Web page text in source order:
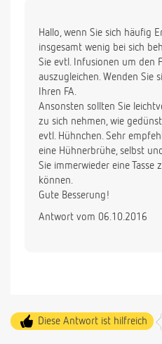
wann sollte ich zum Arzt
Herzlichen Dank fuer Ihre
Liebe Gruesse,
Hallo, wenn Sie sich häufig
insgesamt wenig bei sich
Sie evtl. Infusionen um den
auszugleichen. Wenden Sie
Ihren FA.
Ansonsten sollten Sie
zu sich nehmen, wie
evtl. Hühnchen. Sehr
eine Hühnerbrühe, selbst
Sie immerwieder eine Tasse
können.
Gute Besserung!
Antwort vom 06.10.2016
Diese Antwort ist hilfreich